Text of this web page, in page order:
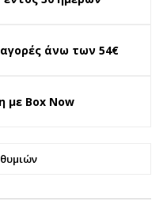
άνω των 54€
με Box Now